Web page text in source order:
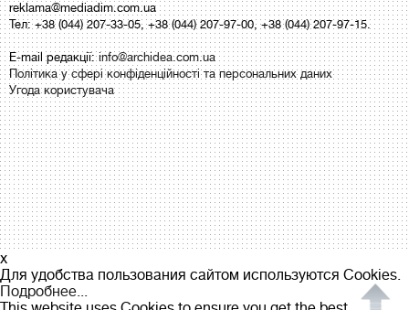
reklama@mediadim.com.ua
Тел: +38 (044) 207-33-05, +38 (044) 207-97-00, +38 (044) 207-97-15.
E-mail редакції:info@archidea.com.ua
Політика у сфері конфіденційності та персональних даних
Угода користувача
x
Для удобства пользования сайтом используются Cookies.
Подробнее...